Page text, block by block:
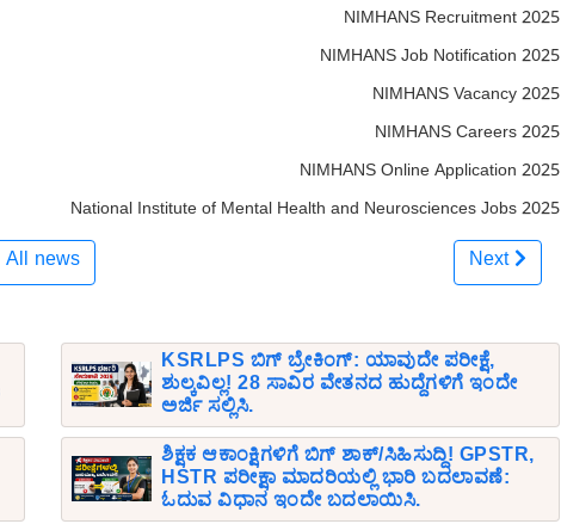
NIMHANS Recruitment 2025
NIMHANS Job Notification 2025
NIMHANS Vacancy 2025
NIMHANS Careers 2025
NIMHANS Online Application 2025
National Institute of Mental Health and Neurosciences Jobs 2025
All news
Next
KSRLPS ಬಿಗ್ ಬ್ರೇಕಿಂಗ್: ಯಾವುದೇ ಪರೀಕ್ಷೆ,
ಶುಲ್ಕವಿಲ್ಲ! 28 ಸಾವಿರ ವೇತನದ ಹುದ್ದೆಗಳಿಗೆ ಇಂದೇ
ಅರ್ಜಿ ಸಲ್ಲಿಸಿ.
ಶಿಕ್ಷಕ ಆಕಾಂಕ್ಷಿಗಳಿಗೆ ಬಿಗ್ ಶಾಕ್/ಸಿಹಿಸುದ್ದಿ! GPSTR,
HSTR ಪರೀಕ್ಷಾ ಮಾದರಿಯಲ್ಲಿ ಭಾರಿ ಬದಲಾವಣೆ:
ಓದುವ ವಿಧಾನ ಇಂದೇ ಬದಲಾಯಿಸಿ.